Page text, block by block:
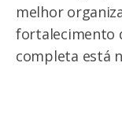
melhor
fortalecimento
completa está